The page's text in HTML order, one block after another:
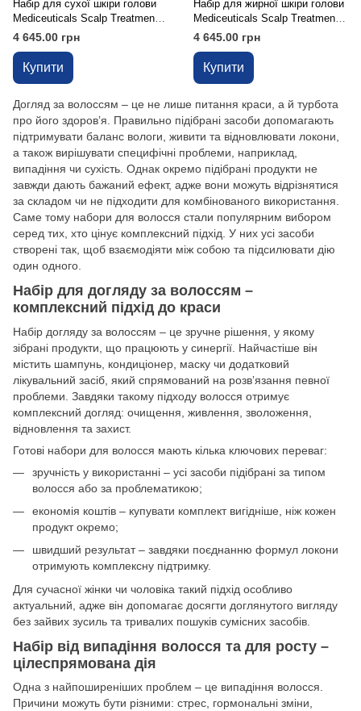
Набір для сухої шкіри голови
Mediceuticals Scalp Treatment
Kit Dry Scalp
4 645.00 грн
Купити
Набір для жирної шкіри голови
Mediceuticals Scalp Treatment
Kit
4 645.00 грн
Купити
Догляд за волоссям – це не лише питання краси, а й турбота
про його здоров’я. Правильно підібрані засоби допомагають
підтримувати баланс вологи, живити та відновлювати локони,
а також вирішувати специфічні проблеми, наприклад,
випадіння чи сухість. Однак окремо підібрані продукти не
завжди дають бажаний ефект, адже вони можуть відрізнятися
за складом чи не підходити для комбінованого використання.
Саме тому набори для волосся стали популярним вибором
серед тих, хто цінує комплексний підхід. У них усі засоби
створені так, щоб взаємодіяти між собою та підсилювати дію
один одного.
Набір для догляду за волоссям –
комплексний підхід до краси
Набір догляду за волоссям – це зручне рішення, у якому
зібрані продукти, що працюють у синергії. Найчастіше він
містить шампунь, кондиціонер, маску чи додатковий
лікувальний засіб, який спрямований на розвʼязання певної
проблеми. Завдяки такому підходу волосся отримує
комплексний догляд: очищення, живлення, зволоження,
відновлення та захист.
Готові набори для волосся мають кілька ключових переваг:
зручність у використанні – усі засоби підібрані за типом
волосся або за проблематикою;
економія коштів – купувати комплект вигідніше, ніж кожен
продукт окремо;
швидший результат – завдяки поєднанню формул локони
отримують комплексну підтримку.
Для сучасної жінки чи чоловіка такий підхід особливо
актуальний, адже він допомагає досягти доглянутого вигляду
без зайвих зусиль та тривалих пошуків сумісних засобів.
Набір від випадіння волосся та для росту –
цілеспрямована дія
Одна з найпоширеніших проблем – це випадіння волосся.
Причини можуть бути різними: стрес, гормональні зміни,